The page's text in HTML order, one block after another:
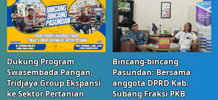
Dukung Program
Swasembada Pangan,
Tridjaya Group Ekspansi
ke Sektor Pertanian
Bincang-bincang
Pasundan: Bersama
anggota DPRD Kab.
Subang Fraksi PKB